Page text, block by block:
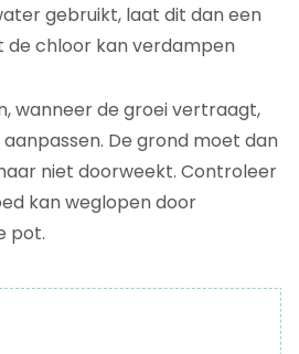
gebruikt, laat dit dan een
de chloor kan verdampen
wanneer de groei vertraagt,
De grond moet dan
niet doorweekt. Controleer
kan weglopen door
pot.